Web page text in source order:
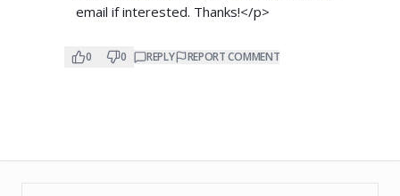
email if interested. Thanks!</p>
0 0 REPLY REPORT COMMENT